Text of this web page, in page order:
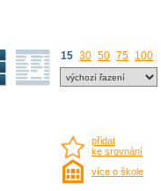
15 30 50 75 100
přidat
ke srovnání
více o škole